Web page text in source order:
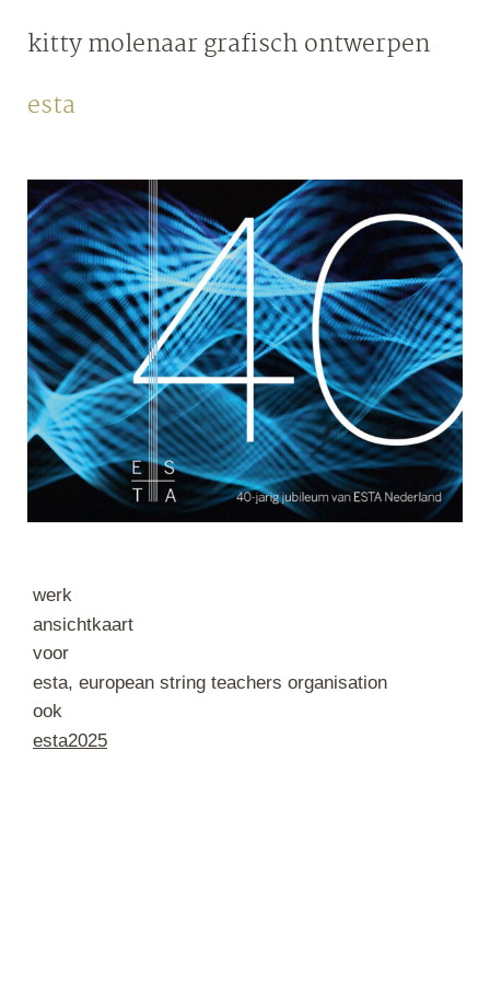
to
kitty molenaargrafisch ontwerpen
esta
werk
ansichtkaart
voor
esta, european string teachers organisation
ook
esta2025